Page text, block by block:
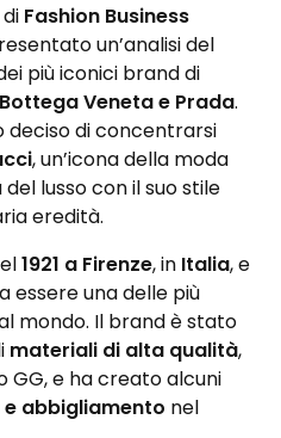
Fashion Business
un’analisi del
più iconici brand di
Veneta e Prada.
deciso di concentrarsi
, un’icona della moda
lusso con il suo stile
eredità.
1921 a Firenze, in Italia, e
essere una delle più
mondo. Il brand è stato
materiali di alta qualità,
GG, e ha creato alcuni
abbigliamento nel